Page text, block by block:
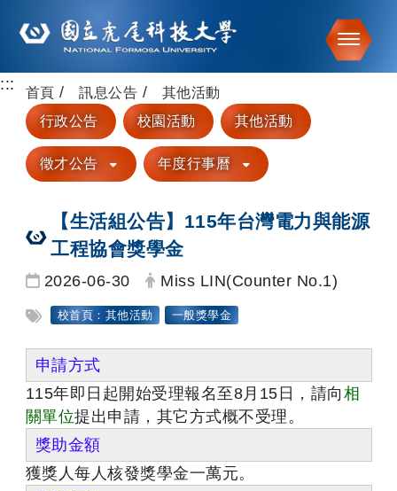
跳到主要內容
::: 首頁 訊息公告
其他活動
行政公告
校園活動 其他活動
徵才公告 年度行事曆
【生活組公告】115年台灣電力與能源
工程協會獎學金
日期：
2026-06-30 發布者：
Miss LIN(Counter No.1)
標籤：
校首頁：其他活動 一般獎學金
申請方式
115年即日起開始受理報名至8月15日，請向 相
關單位提出申請，其它方式概不受理。
獎助金額
獲獎人每人核發獎學金一萬元。